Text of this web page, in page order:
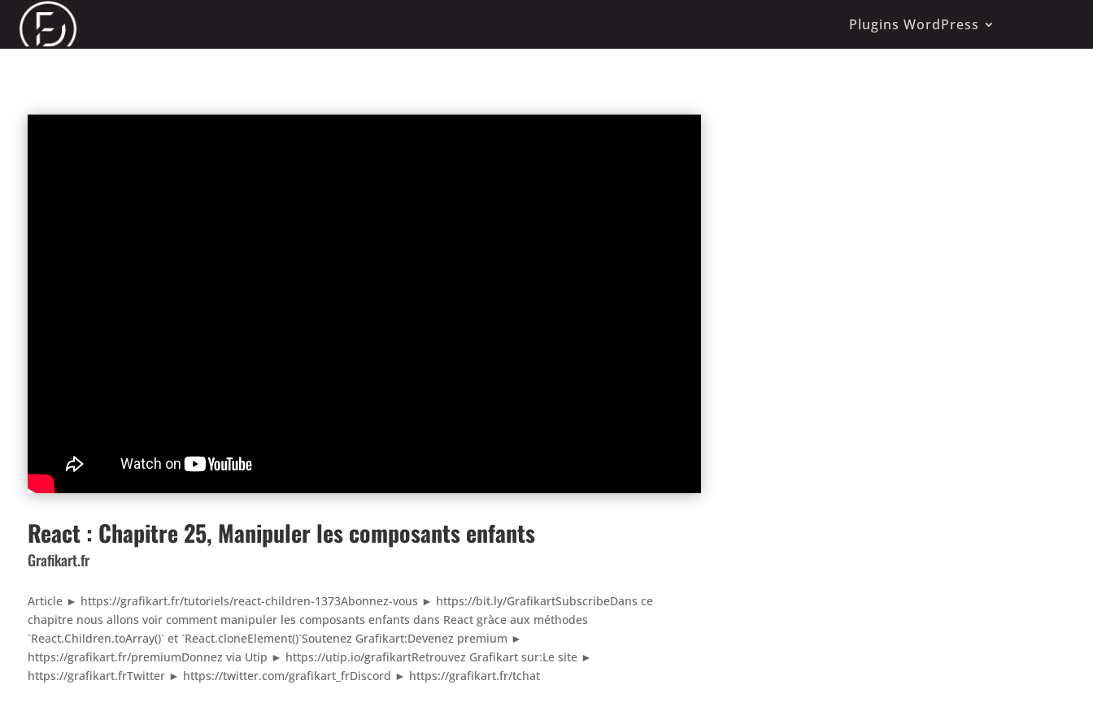
Plugins WordPress
React : Chapitre 25, Manipuler les composants enfants
Grafikart.fr
Article ► https://grafikart.fr/tutoriels/react-children-1373Abonnez-vous ► https://bit.ly/GrafikartSubscribeDans ce
chapitre nous allons voir comment manipuler les composants enfants dans React gràce aux méthodes
`React.Children.toArray()` et `React.cloneElement()`Soutenez Grafikart:Devenez premium ►
https://grafikart.fr/premiumDonnez via Utip ► https://utip.io/grafikartRetrouvez Grafikart sur:Le site ►
https://grafikart.frTwitter ► https://twitter.com/grafikart_frDiscord ► https://grafikart.fr/tchat